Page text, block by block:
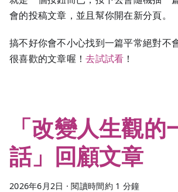
會的投稿文章，並且幫你開在新分頁。
搞不好你會不小心找到一篇平常絕對不
很喜歡的文章喔！去試試看 ！
「改變人生觀的
話」回顧文章
2026年6月2日 ·閱讀時間約 1 分鐘